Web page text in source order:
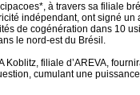
à travers sa filiale
indépendant, ont signé un
de cogénération dans 10
le nord-est du Brésil.
Koblitz, filiale d’AREVA,
cumulant une